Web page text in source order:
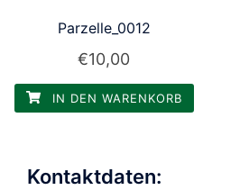
Parzelle_0012
€10,00
IN DEN WARENKORB
Kontaktdaten: